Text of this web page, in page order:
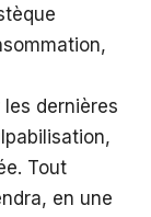
dernières
Tout
en une